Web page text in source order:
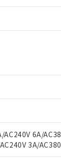
6A/
3A/
ご利用ください
扱商品の当社在
、本サービスの
非含有に対応し
有に対応した
の非含有に非対
害物質有無と関
いたものが、
ドミウム(Cd)
ル類(PBB) 1000ppm
い合わせくだ
為替および外
場合は、日本国